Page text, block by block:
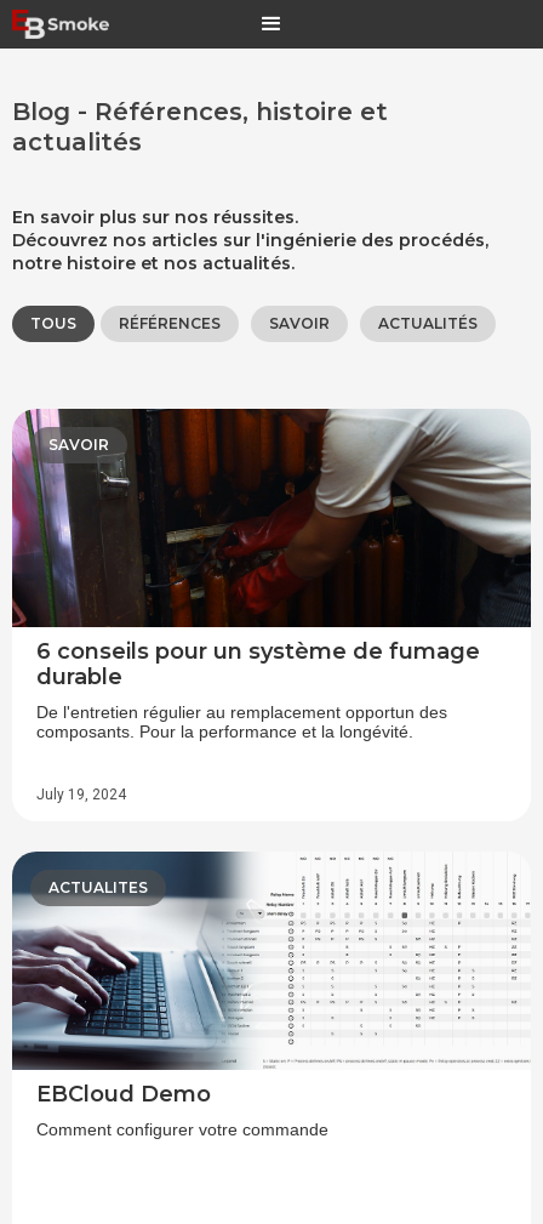
Blog - Références, histoire et
actualités
En savoir plus sur nos réussites.
Découvrez nos articles sur l'ingénierie des procédés,
notre histoire et nos actualités.
ALL
TOUS RÉFÉRENCES SAVOIR ACTUALITÉS
SAVOIR
6 conseils pour un système de fumage
durable
De l'entretien régulier au remplacement opportun des
composants. Pour la performance et la longévité.
July 19, 2024
ACTUALITES
EBCloud Demo
Comment configurer votre commande